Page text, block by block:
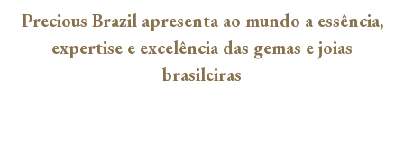
Próximo
post:
Precious Brazil apresenta ao mundo a essência,
expertise e excelência das gemas e joias
brasileiras